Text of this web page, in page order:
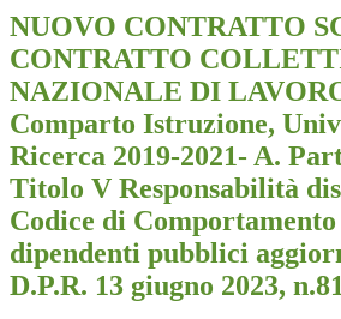
NUOVO CONTRATTO
CONTRATTO
NAZIONALE DI
Comparto Istruzione,
Ricerca 2019-2021- A.
Titolo V Responsabilità
Codice di
dipendenti pubblici
D.P.R. 13 giugno 2023, n.81